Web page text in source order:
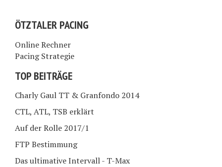
ÖTZTALER PACING
Online Rechner
Pacing Strategie
TOP BEITRÄGE
Charly Gaul TT & Granfondo 2014
CTL, ATL, TSB erklärt
Auf der Rolle 2017/1
FTP Bestimmung
Das ultimative Intervall - T-Max